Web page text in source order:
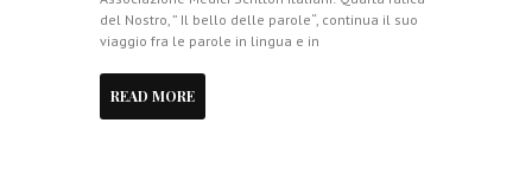
del Nostro, ” Il bello delle parole“, continua il suo
viaggio fra le parole in lingua e in
READ MORE